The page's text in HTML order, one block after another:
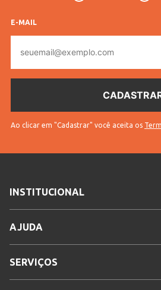
E-MAIL
mail
Ao clicar em "Cadastrar" você aceita os
INSTITUCIONAL
AJUDA
SERVIÇOS